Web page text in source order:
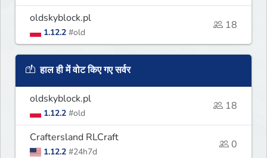
oldskyblock.pl
1.12.2 #old
18
हाल ही में वोट किए गए सर्वर
oldskyblock.pl
1.12.2 #old
18
Craftersland RLCraft
1.12.2 #24h7d
0